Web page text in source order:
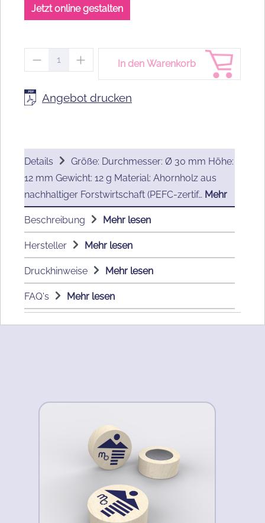
Jetzt online gestalten
Produkt Anzahl: Gib den
In den Warenkorb
Angebot drucken
Details
Größe: Durchmesser: Ø 30 mm Höhe:
12 mm Gewicht: 12 g Material: Ahornholz aus
nachhaltiger Forstwirtschaft (PEFC-zertif… Mehr
Beschreibung Mehr lesen
Hersteller Mehr lesen
Druckhinweise Mehr lesen
FAQ's Mehr lesen